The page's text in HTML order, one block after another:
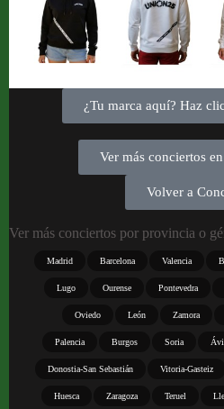
¿Tu marca aquí? Haz
Ver más conciertos
Volver a
Ver más conciertos por provincia o
Madrid Barcelona Valencia
Lugo Ourense Pontevedra
Oviedo León Zamora
Palencia Burgos Soria
Donostia-San Sebastián Vitoria-Gasteiz
Huesca Zaragoza Teruel